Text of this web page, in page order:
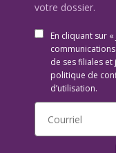
votre dossier.
En cliquant sur «
de ses filiales
politique de
d’utilisation.